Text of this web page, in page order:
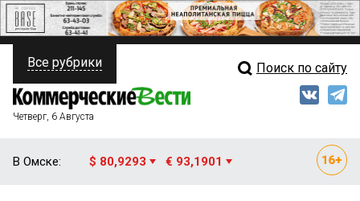
ПОЛИТИКА
ФИНАНСЫ
Свежий выпуск
Все рубрики Поиск по сайту
Четверг, 6 Августа
В Омске: $ 80,9293 € 93,1901